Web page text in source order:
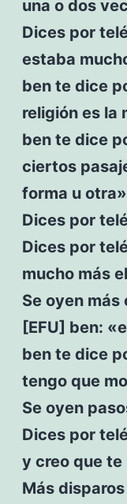
una o dos
Dices por
estaba
ben te dice
religión es la
ben te dice
ciertos
forma u otra»
Dices por
Dices por
mucho más
Se oyen
[EFU] ben:
ben te dice
tengo que
Se oyen
Dices por
y creo que
Más disparos